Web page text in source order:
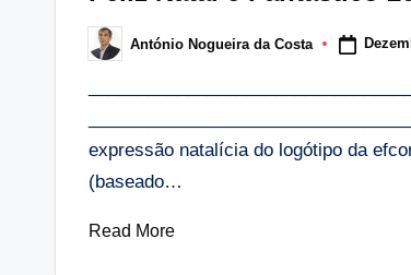
Posted
by
António Nogueira da Costa
expressão natalícia do logótipo da
(baseado…
Read More